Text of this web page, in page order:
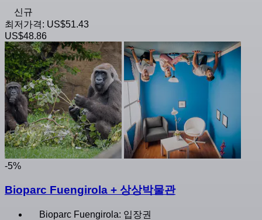
신규
최저가격: US$51.43
US$48.86
-5%
Bioparc Fuengirola + 상상박물관
Bioparc Fuengirola: 입장권